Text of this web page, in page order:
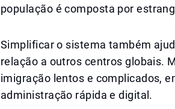
população é composta por
Simplificar o sistema também
relação a outros centros globais.
imigração lentos e complicados,
administração rápida e digital.